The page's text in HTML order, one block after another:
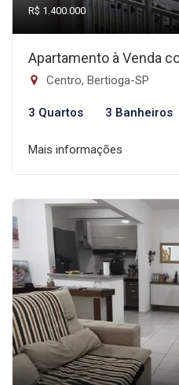
R$ 1.400.000
Apartamento à Venda
Centro, Bertioga-SP
3 Quartos 3 Banheiros
Mais informações